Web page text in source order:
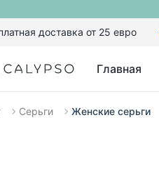
доставка от 25 евро
Главная
Серьги Женские серьги